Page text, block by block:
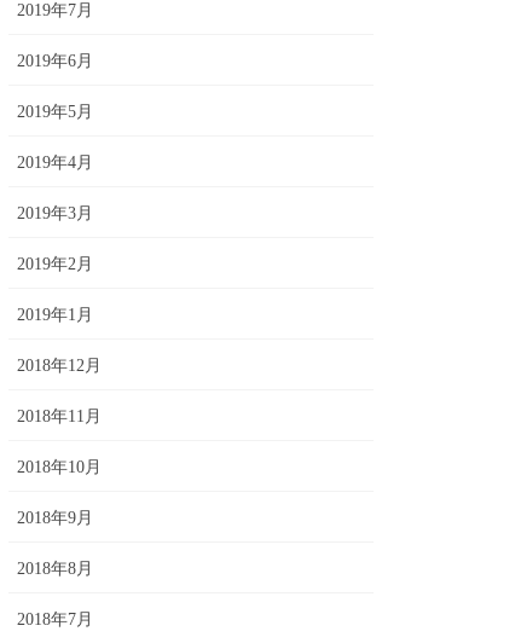
2019年7月
2019年6月
2019年5月
2019年4月
2019年3月
2019年2月
2019年1月
2018年12月
2018年11月
2018年10月
2018年9月
2018年8月
2018年7月